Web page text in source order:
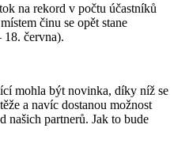
na rekord v počtu účastníků
činu se opět stane
18. června).
mohla být novinka, díky níž se
a navíc dostanou možnost
našich partnerů. Jak to bude